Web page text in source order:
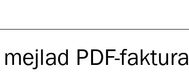
PDF-faktura